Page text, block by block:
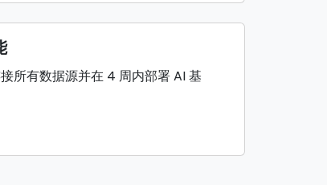
所有数据源并在 4 周内部署 AI 基